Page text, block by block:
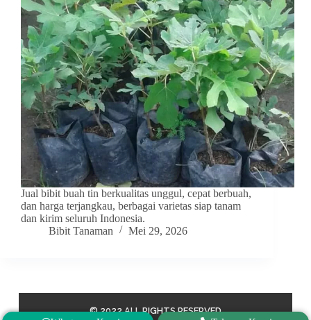
Jual bibit buah tin berkualitas unggul, cepat berbuah,
dan harga terjangkau, berbagai varietas siap tanam
dan kirim seluruh Indonesia.
Bibit Tanaman
Mei 29, 2026
© 2022 ALL RIGHTS RESERVED